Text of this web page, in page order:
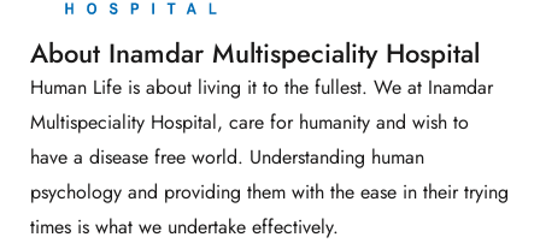
About Inamdar Multispeciality Hospital
Human Life is about living it to the fullest. We at Inamdar
Multispeciality Hospital, care for humanity and wish to
have a disease free world. Understanding human
psychology and providing them with the ease in their trying
times is what we undertake effectively.